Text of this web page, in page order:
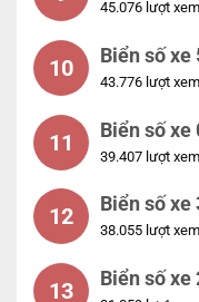
45.076 lượt xem
10 Biển số xe
43.776 lượt xem
11 Biển số xe
39.407 lượt xem
12 Biển số xe
38.055 lượt xem
13 Biển số xe